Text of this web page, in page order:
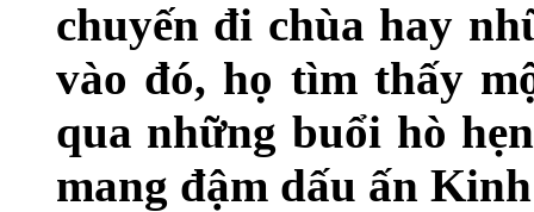
chuyến đi chùa hay
vào đó, họ tìm thấy
qua những buổi hò
mang đậm dấu ấn